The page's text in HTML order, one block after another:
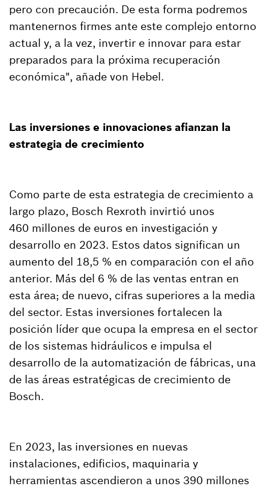
pero con precaución. De esta forma podremos
mantenernos firmes ante este complejo entorno
actual y, a la vez, invertir e innovar para estar
preparados para la próxima recuperación
económica", añade von Hebel.
Las inversiones e innovaciones afianzan la
estrategia de crecimiento
Como parte de esta estrategia de crecimiento a
largo plazo, Bosch Rexroth invirtió unos
460 millones de euros en investigación y
desarrollo en 2023. Estos datos significan un
aumento del 18,5 % en comparación con el año
anterior. Más del 6 % de las ventas entran en
esta área; de nuevo, cifras superiores a la media
del sector. Estas inversiones fortalecen la
posición líder que ocupa la empresa en el sector
de los sistemas hidráulicos e impulsa el
desarrollo de la automatización de fábricas, una
de las áreas estratégicas de crecimiento de
Bosch.
En 2023, las inversiones en nuevas
instalaciones, edificios, maquinaria y
herramientas ascendieron a unos 390 millones